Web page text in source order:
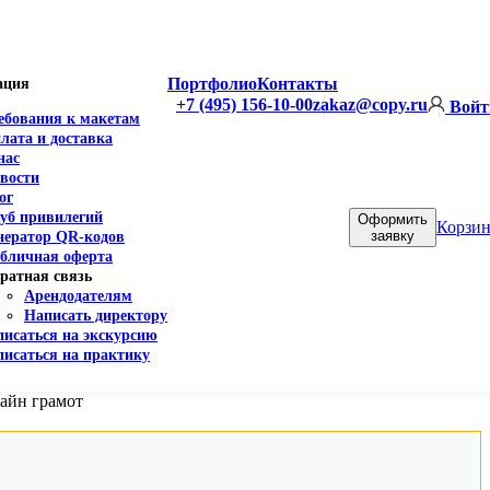
+7 (495) 156-10-00zakaz@copy.ru
к макетам
и доставка
привилегий
QR-кодов
оферта
связь
Арендодателям
Написать директору
на экскурсию
на практику
ПортфолиоКонтакты
Оформить
заявку
грамот